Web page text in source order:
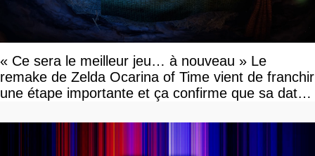
« Ce sera le meilleur jeu… à nouveau » Le
remake de Zelda Ocarina of Time vient de franchir
une étape importante et ça confirme que sa date